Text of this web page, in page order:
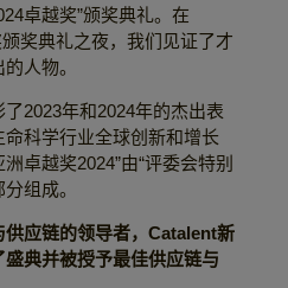
卓越奖”颁奖典礼。在
奖典礼之夜，我们见证了才
人物。
2023年和2024年的杰出表
科学行业全球创新和增长
卓越奖2024”由“评委会特别
组成。
应链的领导者， Catalent新
典并被授予最佳供应链与